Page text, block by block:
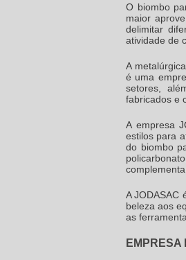
O biombo
maior
delimitar
atividade de
A
é uma
setores,
fabricados e
A empresa
estilos para
do biombo
A JODASAC
beleza aos
as
EMPRESA